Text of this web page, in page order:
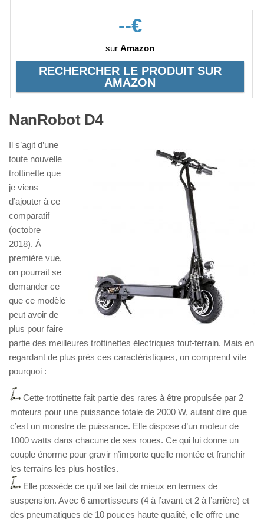
--€
surAmazon
RECHERCHER LE PRODUIT SUR
AMAZON
NanRobot D4
Il s’agit d’une
toute nouvelle
trottinette que
je viens
d’ajouter à ce
comparatif
(octobre
2018). À
première vue,
on pourrait se
demander ce
que ce modèle
peut avoir de
plus pour faire
partie des meilleures trottinettes électriques tout-terrain. Mais en
regardant de plus près ces caractéristiques, on comprend vite
pourquoi :
Cette trottinette fait partie des rares à être propulsée par 2
moteurs pour une puissance totale de 2000 W, autant dire que
c’est un monstre de puissance. Elle dispose d’un moteur de
1000 watts dans chacune de ses roues. Ce qui lui donne un
couple énorme pour gravir n’importe quelle montée et franchir
les terrains les plus hostiles.
Elle possède ce qu’il se fait de mieux en termes de
suspension. Avec 6 amortisseurs (4 à l’avant et 2 à l’arrière) et
des pneumatiques de 10 pouces haute qualité, elle offre une